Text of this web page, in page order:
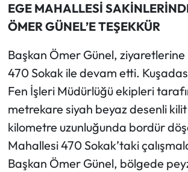
EGE MAHALLESİ
ÖMER GÜNEL’E TEŞEKKÜR
Başkan Ömer Günel,
470 Sokak ile devam etti.
Fen İşleri Müdürlüğü ekipleri
metrekare siyah beyaz desenli
kilometre uzunluğunda bordür
Mahallesi 470 Sokak’taki
Başkan Ömer Günel, bölgede